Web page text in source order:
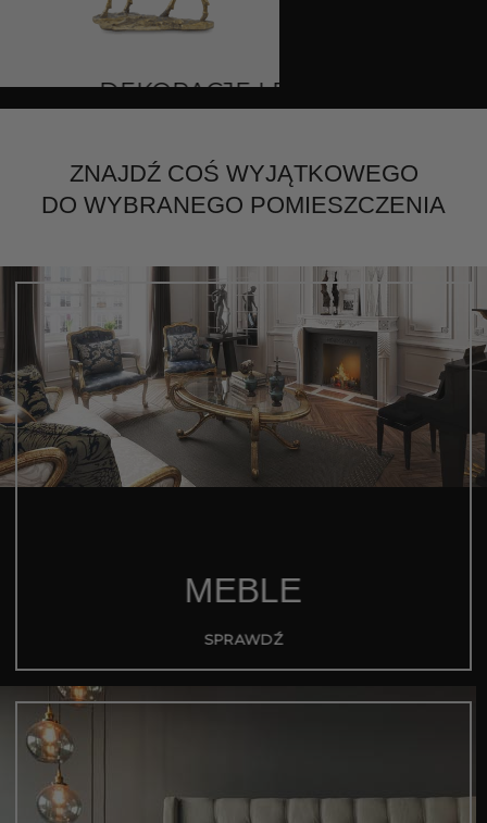
DEKORACJE I DODATKI
ZNAJDŹ COŚ WYJĄTKOWEGO
DO WYBRANEGO POMIESZCZENIA
MEBLE
SPRAWDŹ